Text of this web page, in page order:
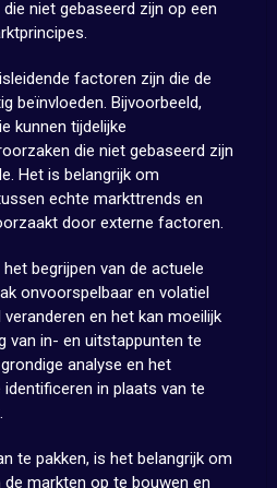
niet gebaseerd zijn op een
factoren zijn die de
beïnvloeden. Bijvoorbeeld,
kunnen tijdelijke
die niet gebaseerd zijn
Het is belangrijk om
echte markttrends en
door externe factoren.
begrijpen van de actuele
onvoorspelbaar en volatiel
en het kan moeilijk
van in- en uitstappunten te
analyse en het
in plaats van te
te pakken, is het belangrijk om
de markten op te bouwen en